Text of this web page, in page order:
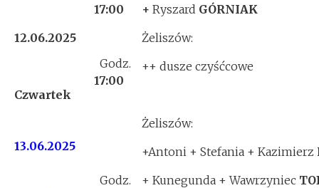
17:00
+ Ryszard GÓRNIAK
12.06.2025
Czwartek
Godz.
17:00
Żeliszów:
++ dusze czyśćcowe
13.06.2025
Godz.
Żeliszów:
+Antoni + Stefania + Kazimierz
+ Kunegunda + Wawrzyniec